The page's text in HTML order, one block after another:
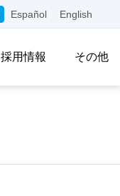
Español English
採用情報 その他